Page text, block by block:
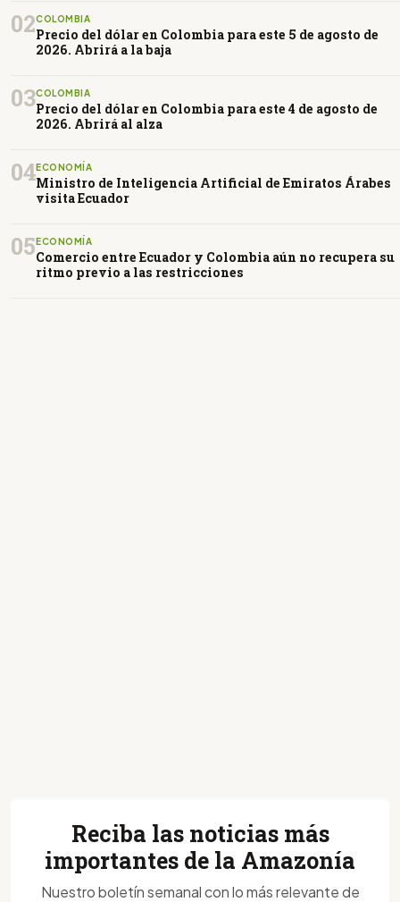
02COLOMBIA
Precio del dólar en Colombia para este 5 de agosto de
2026. Abrirá a la baja
03COLOMBIA
Precio del dólar en Colombia para este 4 de agosto de
2026. Abrirá al alza
04ECONOMÍA
Ministro de Inteligencia Artificial de Emiratos Árabes
visita Ecuador
05ECONOMÍA
Comercio entre Ecuador y Colombia aún no recupera su
ritmo previo a las restricciones
Reciba las noticias más
importantes de la Amazonía
Nuestro boletín semanal con lo más relevante de